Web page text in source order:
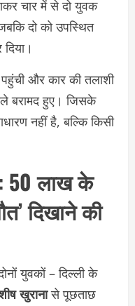
चार में से दो युवक
दो को उपस्थित
और कार की तलाशी
बरामद हुए। जिसके
नहीं है, बल्कि किसी
50 लाख के
दिखाने की
युवकों – दिल्ली के
खुरानासे पूछताछ